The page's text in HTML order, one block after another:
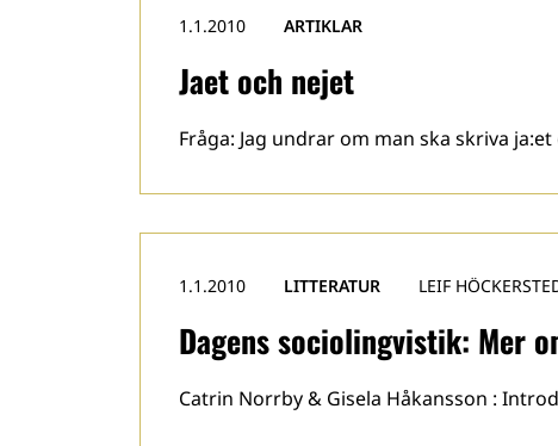
Jaet och nejet
1.1.2010 ARTIKLAR
Fråga: Jag undrar om man ska skriva
Dagens sociolingvistik: Mer
1.1.2010 LITTERATUR LEIF
Catrin Norrby & Gisela Håkansson :